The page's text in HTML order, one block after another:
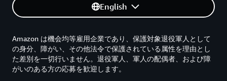
English
Amazon は機会均等雇用企業であり、保護対象退役軍人として
の身分、障がい、その他法令で保護されている属性を理由とし
た差別を一切行いません。退役軍人、軍人の配偶者、および障
がいのある方の応募を歓迎します。